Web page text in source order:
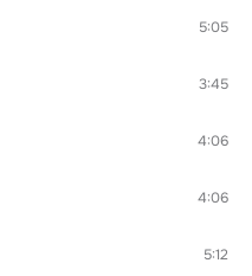
5:05
3:45
4:06
4:06
5:12